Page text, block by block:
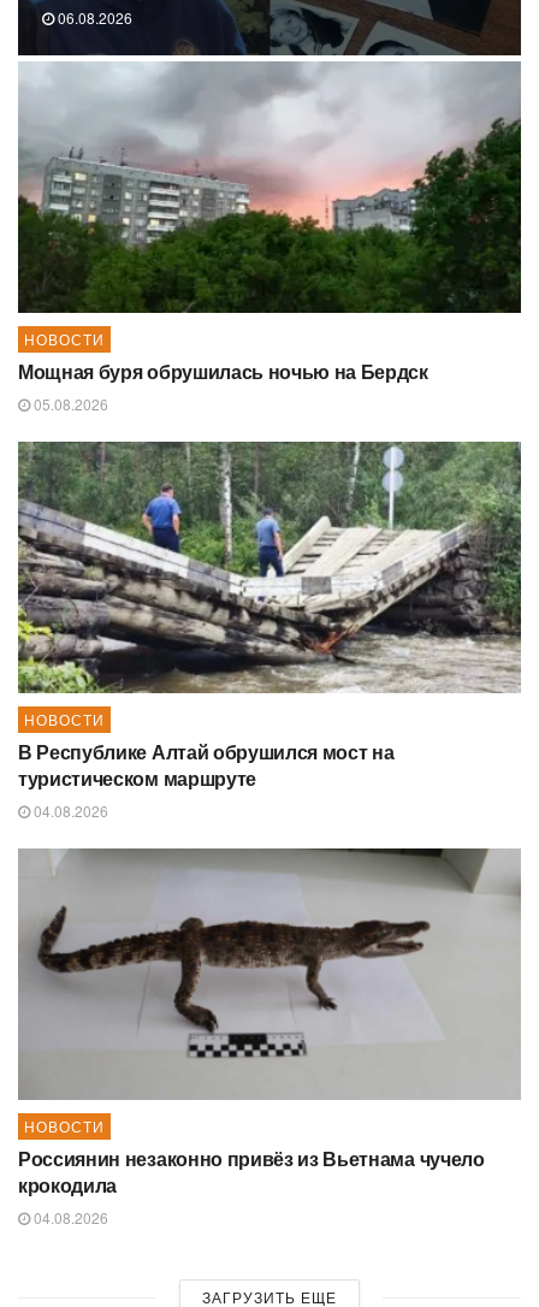
06.08.2026
НОВОСТИ
Мощная буря обрушилась ночью на Бердск
05.08.2026
НОВОСТИ
В Республике Алтай обрушился мост на
туристическом маршруте
04.08.2026
НОВОСТИ
Россиянин незаконно привёз из Вьетнама чучело
крокодила
04.08.2026
ЗАГРУЗИТЬ ЕЩЕ